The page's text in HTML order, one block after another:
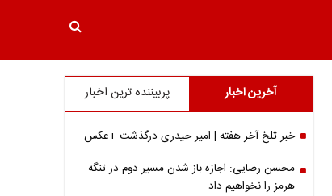
آخرین اخبار پربیننده ترین اخبار
خبر تلخ آخر هفته | امیر حیدری درگذشت +عکس
محسن رضایی: اجازه باز شدن مسیر دوم در تنگه
هرمز را نخواهیم داد